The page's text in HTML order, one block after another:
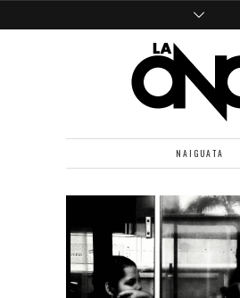
NAIGUATA